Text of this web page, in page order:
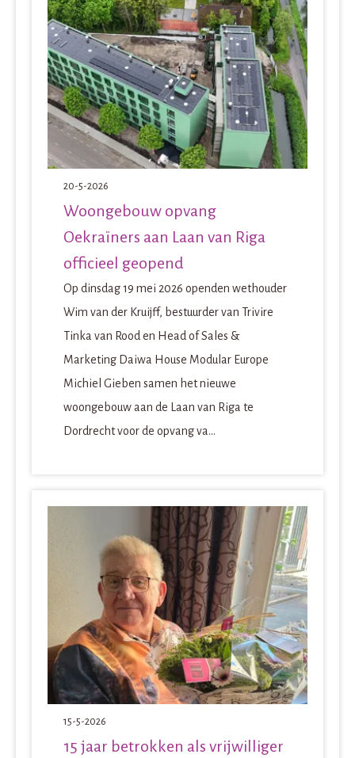
Woongebouw opvang
Oekraïners aan Laan van Riga
officieel geopend
20-5-2026
Op dinsdag 19 mei 2026 openden wethouder
Wim van der Kruijff, bestuurder van Trivire
Tinka van Rood en Head of Sales &
Marketing Daiwa House Modular Europe
Michiel Gieben samen het nieuwe
woongebouw aan de Laan van Riga te
Dordrecht voor de opvang va...
15 jaar betrokken als vrijwilliger
15-5-2026